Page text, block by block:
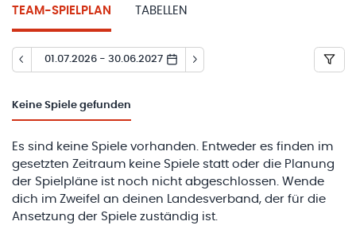
TEAM-SPIELPLAN TABELLEN
01.07.2026 - 30.06.2027
Keine Spiele gefunden
Es sind keine Spiele vorhanden. Entweder es finden im
gesetzten Zeitraum keine Spiele statt oder die Planung
der Spielpläne ist noch nicht abgeschlossen. Wende
dich im Zweifel an deinen Landesverband, der für die
Ansetzung der Spiele zuständig ist.